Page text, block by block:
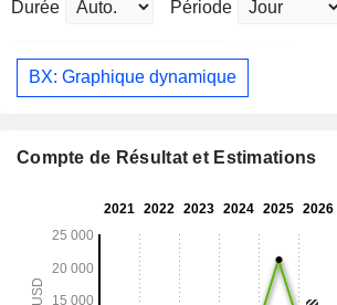
Durée Période
BX: Graphique dynamique
Compte de Résultat et Estimations